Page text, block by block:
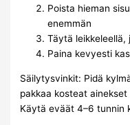
Poista hieman
enemmän
Täytä leikkeleellä,
Paina kevyesti
Säilytysvinkit: Pidä
pakkaa kosteat
Käytä eväät 4–6 tunnin